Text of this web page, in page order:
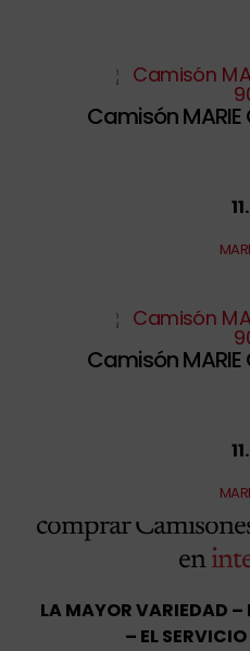
¿Conoces la
comprar
en
LA MAYOR VARIEDAD –
– EL
Camisón MARIE
Camisón MARIE